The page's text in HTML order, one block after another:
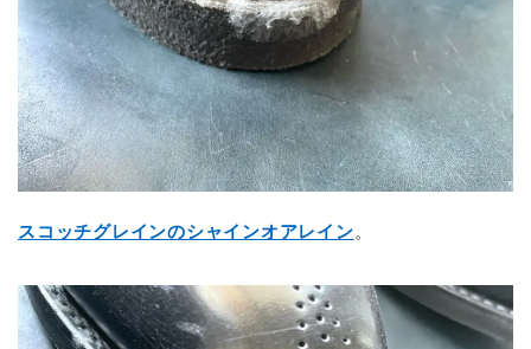
スコッチグレインのシャインオアレイン。